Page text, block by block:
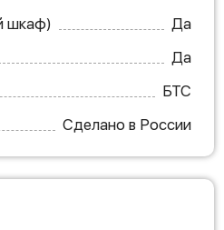
шкаф)
Да
Да
БТС
Сделано в России